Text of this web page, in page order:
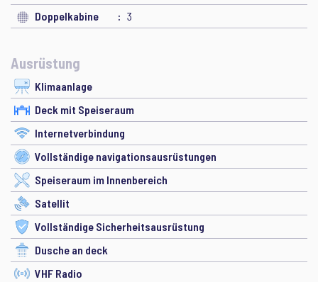
Doppelkabine
3
Ausrüstung
Klimaanlage
Deck mit Speiseraum
Internetverbindung
Vollständige navigationsausrüstungen
Speiseraum im Innenbereich
Satellit
Vollständige Sicherheitsausrüstung
Dusche an deck
VHF Radio